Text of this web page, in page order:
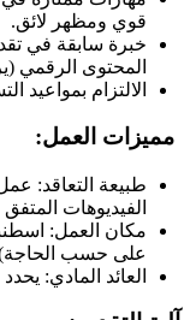
قوي ومظهر لائق.
خبرة سابقة في
المحتوى الرقمي
الالتزام بمواعيد
مميزات العمل:
الفيديوهات المتفق
مكان العمل:
على حسب
العائد المادي: